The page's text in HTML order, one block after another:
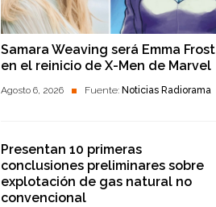
Samara Weaving será Emma Frost
en el reinicio de X-Men de Marvel
Agosto 6, 2026 Fuente: Noticias Radiorama
Presentan 10 primeras
conclusiones preliminares sobre
explotación de gas natural no
convencional